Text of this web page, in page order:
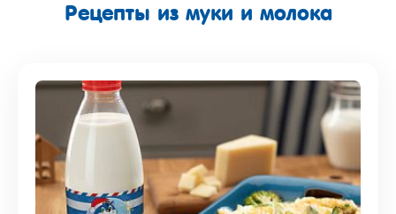
Рецепты из муки и молока